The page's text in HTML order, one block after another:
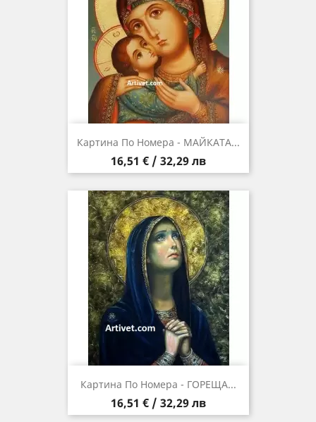
Картина По Номера - МАЙКАТА...
Цена
16,51 € / 32,29 лв
Картина По Номера - ГОРЕЩА...
Цена
16,51 € / 32,29 лв